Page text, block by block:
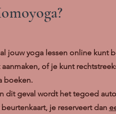
jouw yoga lessen online kunt
of je kunt
boeken.
dit geval wordt het tegoed
je reserveert dan